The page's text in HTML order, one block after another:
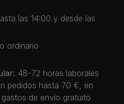
las 14:00 y desde las
ordinario
48-72 horas laborales
pedidos hasta 70 €, en
de envío gratuito